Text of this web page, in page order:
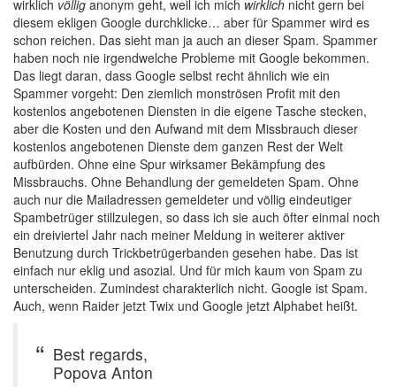
wirklich völlig anonym geht, weil ich mich wirklich nicht gern bei
diesem ekligen Google durchklicke… aber für Spammer wird es
schon reichen. Das sieht man ja auch an dieser Spam. Spammer
haben noch nie irgendwelche Probleme mit Google bekommen.
Das liegt daran, dass Google selbst recht ähnlich wie ein
Spammer vorgeht: Den ziemlich monströsen Profit mit den
kostenlos angebotenen Diensten in die eigene Tasche stecken,
aber die Kosten und den Aufwand mit dem Missbrauch dieser
kostenlos angebotenen Dienste dem ganzen Rest der Welt
aufbürden. Ohne eine Spur wirksamer Bekämpfung des
Missbrauchs. Ohne Behandlung der gemeldeten Spam. Ohne
auch nur die Mailadressen gemeldeter und völlig eindeutiger
Spambetrüger stillzulegen, so dass ich sie auch öfter einmal noch
ein dreiviertel Jahr nach meiner Meldung in weiterer aktiver
Benutzung durch Trickbetrügerbanden gesehen habe. Das ist
einfach nur eklig und asozial. Und für mich kaum von Spam zu
unterscheiden. Zumindest charakterlich nicht. Google ist Spam.
Auch, wenn Raider jetzt Twix und Google jetzt Alphabet heißt.
Best regards,
Popova Anton